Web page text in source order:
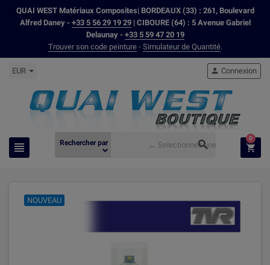
QUAI WEST Matériaux Composites| BORDEAUX (33) : 261, Boulevard
Alfred Daney - +33 5 56 29 19 29| CIBOURE (64) : 5 Avenue Gabriel
Delaunay - +33 5 59 47 20 19
Trouver son code peinture- Simulateur de Quantité.
EUR
 Rechercher par
expand_more 
 Connexion

0
NOUVEAU